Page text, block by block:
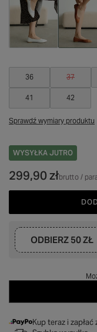
36 37
41 42
Sprawdź wymiary produktu
WYSYŁKA JUTRO
299,90 złbrutto/ para
ODBIERZ 50 ZŁ
Kup teraz i zapłać